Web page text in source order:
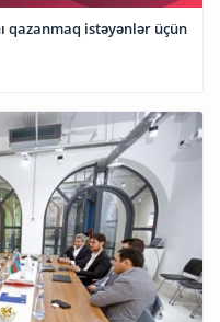
qazanmaq istəyənlər üçün